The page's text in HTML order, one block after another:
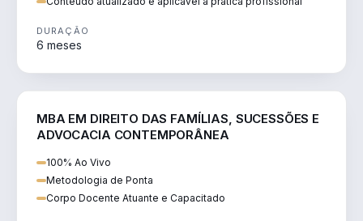
DURAÇÃO
6 meses
MBA EM DIREITO DAS FAMÍLIAS, SUCESSÕES E
ADVOCACIA CONTEMPORÂNEA
100% Ao Vivo
Metodologia de Ponta
Corpo Docente Atuante e Capacitado